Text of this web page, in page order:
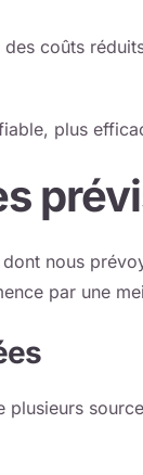
coûts
plus
nous
par une
plusieurs